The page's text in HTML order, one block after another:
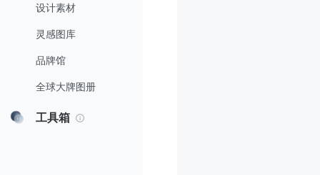
设计素材
灵感图库
品牌馆
全球大牌图册
工具箱